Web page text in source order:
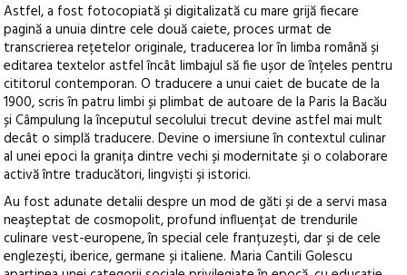
Astfel, a fost fotocopiată și digitalizată cu mare grijă fiecare
pagină a unuia dintre cele două caiete, proces urmat de
transcrierea rețetelor originale, traducerea lor în limba română și
editarea textelor astfel încât limbajul să fie ușor de înțeles pentru
cititorul contemporan. O traducere a unui caiet de bucate de la
1900, scris în patru limbi și plimbat de autoare de la Paris la Bacău
și Câmpulung la începutul secolului trecut devine astfel mai mult
decât o simplă traducere. Devine o imersiune în contextul culinar
al unei epoci la granița dintre vechi și modernitate şi o colaborare
activă între traducători, lingvişti şi istorici.
Au fost adunate detalii despre un mod de găti și de a servi masa
neașteptat de cosmopolit, profund influențat de trendurile
culinare vest-europene, în special cele franțuzești, dar și de cele
englezești, iberice, germane și italiene. Maria Cantili Golescu